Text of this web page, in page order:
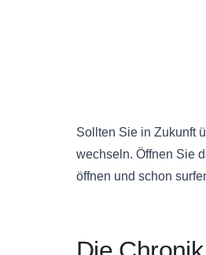
Sollten Sie in Zukunft
wechseln. Öffnen Sie
öffnen und schon